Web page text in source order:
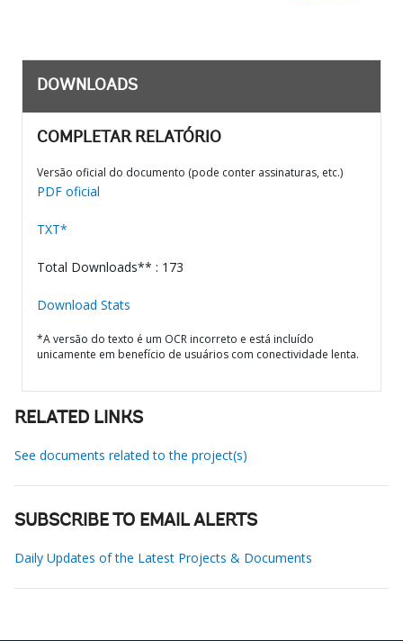
DOWNLOADS
COMPLETAR RELATÓRIO
Versão oficial do documento (pode conter assinaturas, etc.)
PDF oficial
TXT*
Total Downloads** : 173
Download Stats
*A versão do texto é um OCR incorreto e está incluído
unicamente em benefício de usuários com conectividade lenta.
RELATED LINKS
See documents related to the project(s)
SUBSCRIBE TO EMAIL ALERTS
Daily Updates of the Latest Projects & Documents